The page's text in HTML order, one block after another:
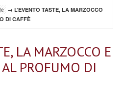
→ L’EVENTO TASTE, LA MARZOCCO
DI CAFFÈ
LA MARZOCCO E
PROFUMO DI